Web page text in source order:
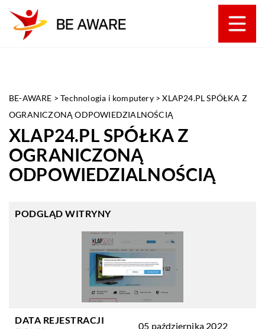
BE-AWARE >Technologia i komputery>XLAP24.PL SPÓŁKA Z
OGRANICZONĄ ODPOWIEDZIALNOŚCIĄ
XLAP24.PL SPÓŁKA Z
OGRANICZONĄ
ODPOWIEDZIALNOŚCIĄ
PODGLĄD WITRYNY
DATA REJESTRACJI
05 października 2022